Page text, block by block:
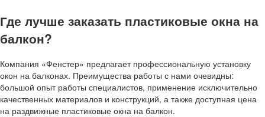
Где лучше заказать пластиковые окна на
балкон?
Компания «Фенстер» предлагает профессиональную установку
окон на балконах. Преимущества работы с нами очевидны:
большой опыт работы специалистов, применение исключительно
качественных материалов и конструкций, а также доступная цена
на раздвижные пластиковые окна на балкон.